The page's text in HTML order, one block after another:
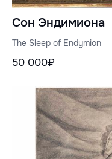
Сон Эндимиона
The Sleep of Endymion
50 000₽